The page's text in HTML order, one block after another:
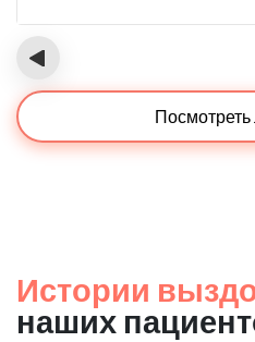
‹
Истории
наших